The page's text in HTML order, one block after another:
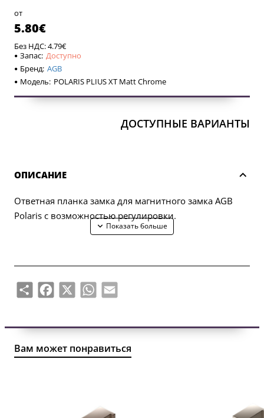
от
5.80€
Без НДС: 4.79€
Запас: Доступно
Бренд: AGB
Модель: POLARIS PLIUS XT Matt Chrome
ДОСТУПНЫЕ ВАРИАНТЫ
ОПИСАНИЕ
Ответная планка замка для магнитного замка AGB
Polaris с возможностью регулировки.
ShareFacebook
X WhatsApp
Email
Вам может понравиться